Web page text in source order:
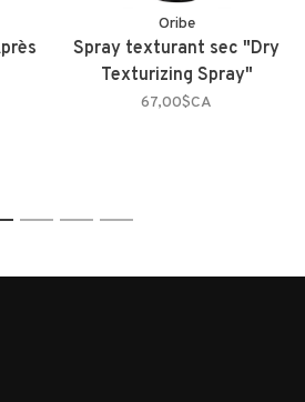
Oribe
Spray texturant sec "Dry
Texturizing Spray"
67,00$CA
2 3 4